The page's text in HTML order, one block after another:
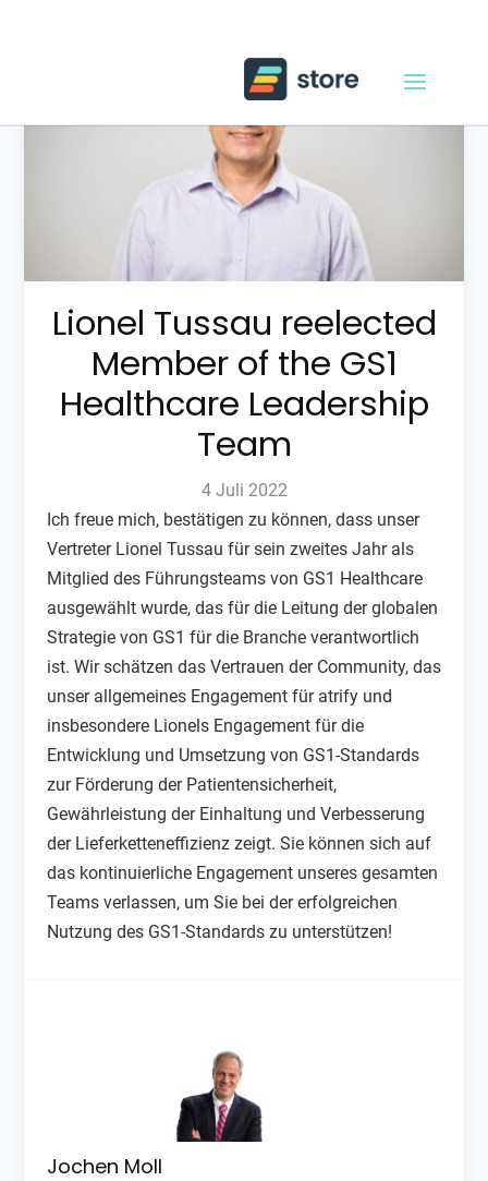
Lionel Tussau reelected
Member of the GS1
Healthcare Leadership
Team
4 Juli 2022
Ich freue mich, bestätigen zu können, dass unser
Vertreter Lionel Tussau für sein zweites Jahr als
Mitglied des Führungsteams von GS1 Healthcare
ausgewählt wurde, das für die Leitung der globalen
Strategie von GS1 für die Branche verantwortlich
ist. Wir schätzen das Vertrauen der Community, das
unser allgemeines Engagement für atrify und
insbesondere Lionels Engagement für die
Entwicklung und Umsetzung von GS1-Standards
zur Förderung der Patientensicherheit,
Gewährleistung der Einhaltung und Verbesserung
der Lieferketteneffizienz zeigt. Sie können sich auf
das kontinuierliche Engagement unseres gesamten
Teams verlassen, um Sie bei der erfolgreichen
Nutzung des GS1-Standards zu unterstützen!
Jochen Moll